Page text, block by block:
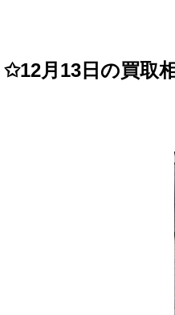
✩12月13日の買取